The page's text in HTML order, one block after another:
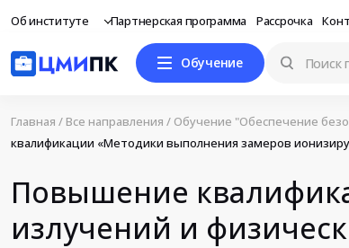
Об институте Партнерская программа Рассрочка
Обучение
Главная / Все направления / Обучение "Обеспечение
квалификации «Методики выполнения замеров
Повышение
излучений и